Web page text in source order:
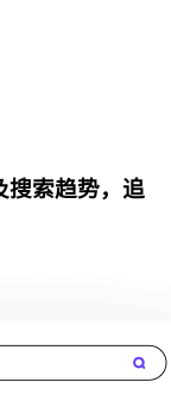
搜索趋势，追